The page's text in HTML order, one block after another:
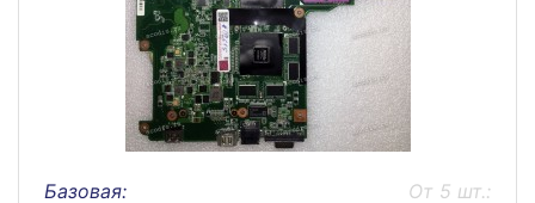
Базовая:
От 5 шт.: